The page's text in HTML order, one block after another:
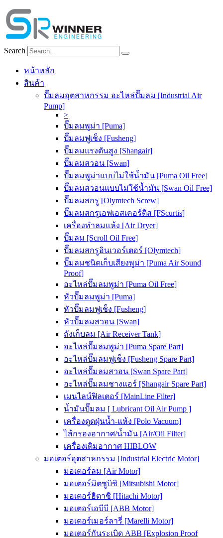
Skip
to
content
Search
หน้าหลัก
สินค้า
ปั๊มลมอุตสาหกรรม อะไหล่ปั๊มลม [Industrial Air
Pump]
>
ปั๊มลมพูม่า [Puma]
ปั๊มลมฟูเช็ง [Fusheng]
ปั๊มลมแรงดันสูง [Shangair]
ปั๊มลมสวอน [Swan]
ปั๊มลมพูม่าแบบไม่ใช้น้ำมัน [Puma Oil Free]
ปั๊มลมสวอนแบบไม่ใช้น้ำมัน [Swan Oil Free]
ปั๊มลมสกรู [Olymtech Screw]
ปั๊มลมสกรูเอฟเอสเคอร์ติส [FScurtis]
เครื่องทำลมแห้ง [Air Dryer]
ปั๊มลม [Scroll Oil Free]
ปั๊มลมสกรูอินเวอร์เตอร์ [Olymtech]
ปั๊มลมชนิดเก็บเสียงพูม่า [Puma Air Sound
Proof]
อะไหล่ปั๊มลมพูม่า [Puma Oil Free]
หัวปั๊มลมพูม่า [Puma]
หัวปั๊มลมฟูเช็ง [Fusheng]
หัวปั๊มลมสวอน [Swan]
ถังเก็บลม [Air Receiver Tank]
อะไหล่ปั๊มลมพูม่า [Puma Spare Part]
อะไหล่ปั๊มลมฟูเช็ง [Fusheng Spare Part]
อะไหล่ปั๊มลมสวอน [Swan Spare Part]
อะไหล่ปั๊มลมชางแอร์ [Shangair Spare Part]
เมนไลน์ฟิลเตอร์ [MainLine Filter]
น้ำมันปั๊มลม [ Lubricant Oil Air Pump ]
เครื่องดูดฝุ่นน้ำ-แห้ง [Polo Vacuum]
ไส้กรองอากาศ/น้ำมัน [Air/Oil Filter]
เครื่องเติมอากาศ HIBLOW
มอเตอร์อุตสาหกรรม [Industrial Electric Motor]
มอเตอร์ลม [Air Motor]
มอเตอร์มิตซูบิชิ [Mitsubishi Motor]
มอเตอร์ฮิตาชิ [Hitachi Motor]
มอเตอร์เอบีบี [ABB Motor]
มอเตอร์เมอร์ลารี่ [Marelli Motor]
มอเตอร์กันระเบิด ABB [Explosion Proof